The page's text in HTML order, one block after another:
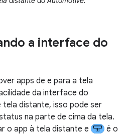
a interface do
apps de e para a tela
da interface do
tela distante, isso pode ser
na parte de cima da tela.
o app à tela distante e
é o